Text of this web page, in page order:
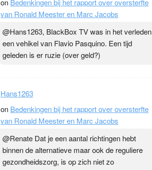
on Bedenkingen bij het rapport over oversterfte
van Ronald Meester en Marc Jacobs
@Hans1263, BlackBox TV was in het verleden
een vehikel van Flavio Pasquino. Een tijd
geleden is er ruzie (over geld?)
Hans1263
on Bedenkingen bij het rapport over oversterfte
van Ronald Meester en Marc Jacobs
@Renate Dat je een aantal richtingen hebt
binnen de alternatieve maar ook de reguliere
gezondheidszorg, is op zich niet zo